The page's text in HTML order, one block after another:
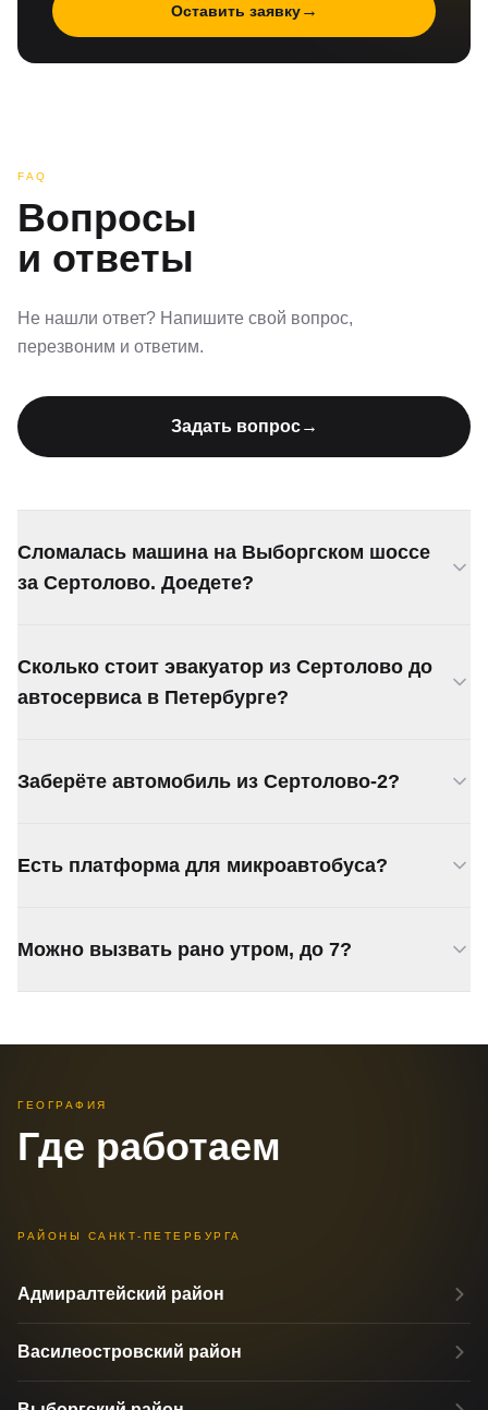
Оставить заявку→
FAQ
Вопросы
и ответы
Не нашли ответ? Напишите свой вопрос,
перезвоним и ответим.
Задать вопрос→
Сломалась машина на Выборгском шоссе
за Сертолово. Доедете?
Работаем за КАД без ограничений.
Сколько стоит эвакуатор из Сертолово до
автосервиса в Петербурге?
сумму, когда будете звонить.
Заберёте автомобиль из Сертолово-2?
Подъедем к любому адресу.
Есть платформа для микроавтобуса?
«Газели», Sprinter, Transit.
Можно вызвать рано утром, до 7?
ГЕОГРАФИЯ
Где работаем
РАЙОНЫ САНКТ-ПЕТЕРБУРГА
Адмиралтейский район
Василеостровский район